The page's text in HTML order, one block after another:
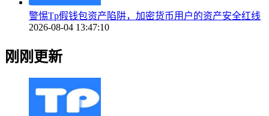
警惕Tp假钱包资产陷阱，加密货币用户的资产安全红线
2026-08-04 13:47:10
刚刚更新